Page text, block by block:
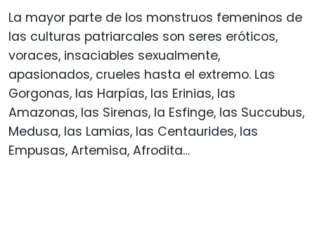
La mayor parte de los monstruos femeninos de
las culturas patriarcales son seres eróticos,
voraces, insaciables sexualmente,
apasionados, crueles hasta el extremo. Las
Gorgonas, las Harpías, las Erinias, las
Amazonas, las Sirenas, la Esfinge, las Succubus,
Medusa, las Lamias, las Centaurides, las
Empusas, Artemisa, Afrodita…